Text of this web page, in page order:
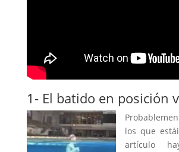
1- El batido en posición
los que
artículo